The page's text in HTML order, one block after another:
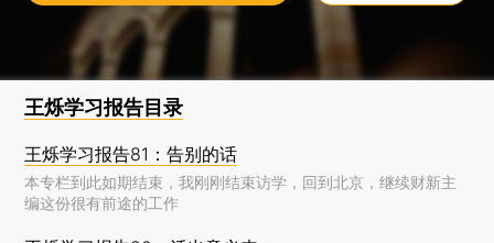
大师狗的棋力，但大师狗到底有多高，却连试都没
试出来。
王烁学习报告目录
王烁学习报告81：告别的话
本专栏到此如期结束，我刚刚结束访学，回到北京，继续财新主
编这份很有前途的工作